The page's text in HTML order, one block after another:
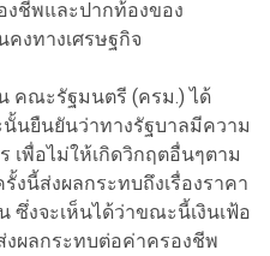
งชีพและปากท้องของ
งทางเศรษฐกิจ
คณะรัฐมนตรี (ครม.) ได้
นยืนยันว่าทางรัฐบาลมีความ
เพื่อไม่ให้เกิดวิกฤตอื่นๆตาม
งนี้ส่งผลกระทบถึงเรื่องราคา
งจะเห็นได้ว่าขณะนี้เงินเฟ้อ
งผลกระทบต่อค่าครองชีพ